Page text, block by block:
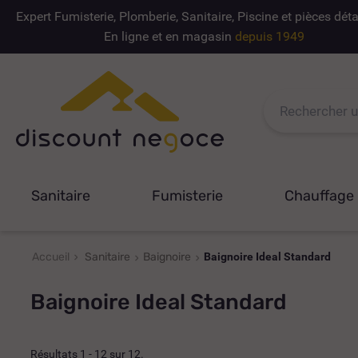
Expert Fumisterie, Plomberie, Sanitaire, Piscine et pièces
En ligne et en magasin depuis 1949
Sanitaire Fumisterie Chauffage
Accueil Sanitaire Baignoire Baignoire Ideal Standard
Baignoire Ideal Standard
Résultats 1 - 12 sur 12.